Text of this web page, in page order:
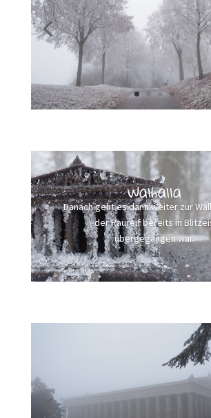
Walhalla
Danach geht es dann weiter zur
der Raureif bereits in
übergegangen war.